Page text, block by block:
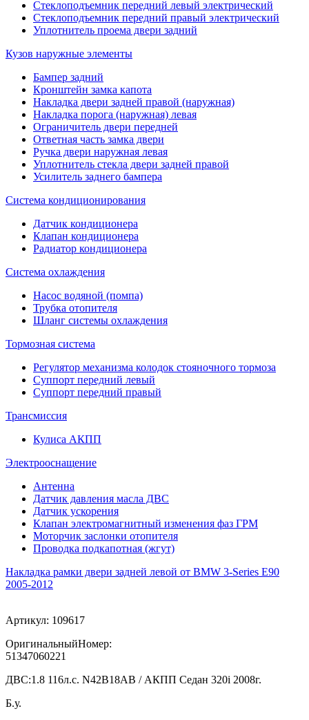
Стеклоподъемник передний левый электрический
Стеклоподъемник передний правый электрический
Уплотнитель проема двери задний
Кузов наружные элементы
Бампер задний
Кронштейн замка капота
Накладка двери задней правой (наружная)
Накладка порога (наружная) левая
Ограничитель двери передней
Ответная часть замка двери
Ручка двери наружная левая
Уплотнитель стекла двери задней правой
Усилитель заднего бампера
Система кондиционирования
Датчик кондиционера
Клапан кондиционера
Радиатор кондиционера
Система охлаждения
Насос водяной (помпа)
Трубка отопителя
Шланг системы охлаждения
Тормозная система
Регулятор механизма колодок стояночного тормоза
Суппорт передний левый
Суппорт передний правый
Трансмиссия
Кулиса АКПП
Электрооснащение
Антенна
Датчик давления масла ДВС
Датчик ускорения
Клапан электромагнитный изменения фаз ГРМ
Моторчик заслонки отопителя
Проводка подкапотная (жгут)
Накладка рамки двери задней левой от BMW 3-Series E90
2005-2012
Артикул: 109617
ОригинальныйНомер:
51347060221
ДВС:1.8 116л.с. N42B18AB / АКПП Седан 320i 2008г.
Б.у.